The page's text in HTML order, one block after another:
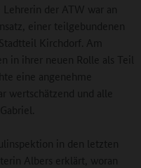
Lehrerin der ATW war an
einer teilgebundenen
Kirchdorf. Am
in ihrer neuen Rolle als Teil
eine angenehme
wertschätzend und alle
in den letzten
Albers erklärt, woran